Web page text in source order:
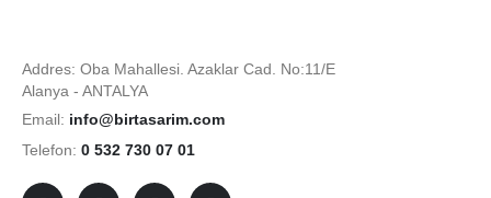
Addres: Oba Mahallesi. Azaklar Cad. No:11/E
Alanya - ANTALYA
Email: info@birtasarim.com
Telefon: 0 532 730 07 01